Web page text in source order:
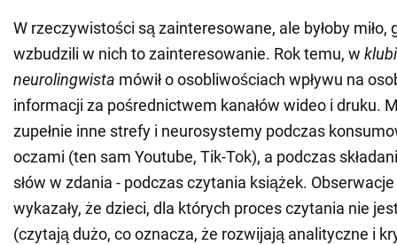
W rzeczywistości są zainteresowane, ale byłoby miło,
wzbudzili w nich to zainteresowanie. Rok temu, w
neurolingwista mówił o osobliwościach wpływu na
informacji za pośrednictwem kanałów wideo i druku.
zupełnie inne strefy i neurosystemy podczas
oczami (ten sam Youtube, Tik-Tok), a podczas
słów w zdania - podczas czytania książek.
wykazały, że dzieci, dla których proces czytania nie
(czytają dużo, co oznacza, że rozwijają analityczne i